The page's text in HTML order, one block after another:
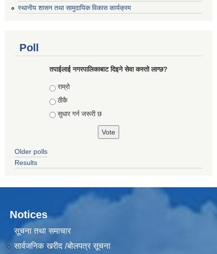
स्थानीय शासन तथा सामुदायिक विकास कार्यक्रम
Poll
तपाईलाई नगरपालिकाबाट दिइने सेवा कस्तो लाग्छ?
Choices
राम्रो
ठीकै
सुधार गर्न जरूरी छ
Older polls
Results
Notices
सूचना तथा समाचार
सार्वजनिक खरीद /बोलपत्र सूचना